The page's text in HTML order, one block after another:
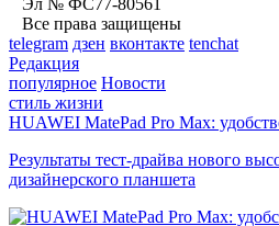
Эл № ФС77-80561
Все права защищены
telegram дзен вконтакте tenchat
Редакция
популярное Новости
стиль жизни
HUAWEI MatePad Pro Max:
Результаты тест-драйва нового
дизайнерского планшета